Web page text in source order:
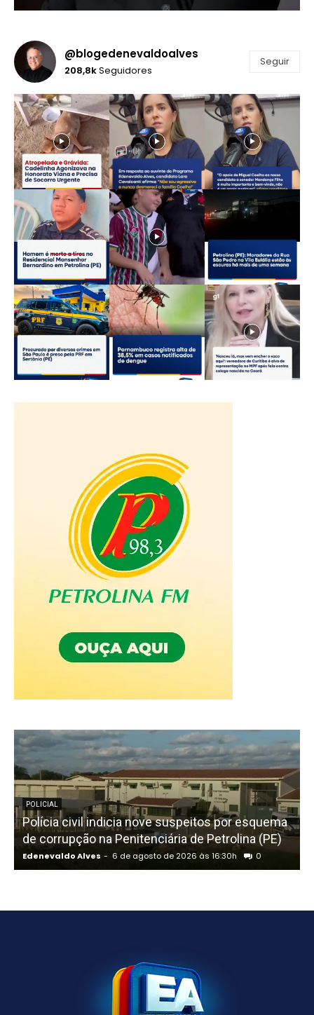
@blogedenevaldoalves
208,8kSeguidores
Seguir
POLICIAL
Polícia civil indicia nove suspeitos por esquema
de corrupção na Penitenciária de Petrolina (PE)
Edenevaldo Alves - 6 de agosto de 2026 às 16:30h 0